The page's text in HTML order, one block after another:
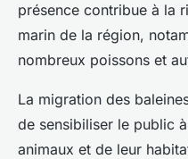
présence contribue à la
marin de la région,
nombreux poissons et
La migration des
de sensibiliser le public
animaux et de leur